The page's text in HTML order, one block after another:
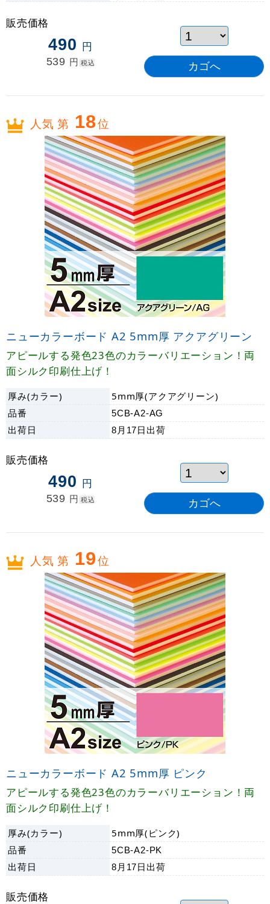
販売価格
490 円
539 円 税込
人気 第 18位
ニューカラーボード A2 5mm厚 アクアグリーン
アピールする発色23色のカラーバリエーション！両
面シルク印刷仕上げ！
厚み(カラー)
5mm厚(アクアグリーン)
品番
5CB-A2-AG
出荷日 8月17日 出荷
販売価格
490 円
539 円 税込
人気 第 19位
ニューカラーボード A2 5mm厚 ピンク
アピールする発色23色のカラーバリエーション！両
面シルク印刷仕上げ！
厚み(カラー)
5mm厚(ピンク)
品番
5CB-A2-PK
出荷日 8月17日 出荷
販売価格